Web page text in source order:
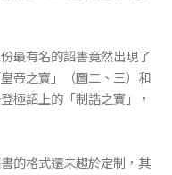
最有名的詔書竟然出現了
帝之寶」（圖二、三）和
極詔上的「制誥之寶」，
的格式還未趨於定制，其